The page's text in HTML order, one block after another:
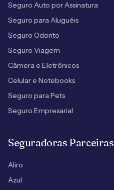
Seguro Auto por Assinatura
Seguro para Aluguéis
Seguro Odonto
Seguro Viagem
Câmera e Eletrônicos
Celular e Notebooks
Seguro para Pets
Seguro Empresarial
Seguradoras Parceiras
Aliro
Azul